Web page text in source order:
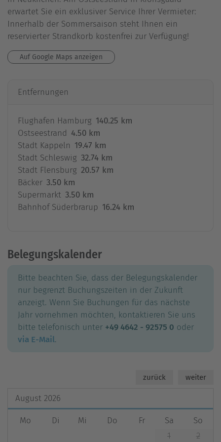
erwartet Sie ein exklusiver Service Ihrer Vermieter:
Innerhalb der Sommersaison steht Ihnen ein
reservierter Strandkorb kostenfrei zur Verfügung!
Auf Google Maps anzeigen
Entfernungen
Flughafen Hamburg 140.25 km
Ostseestrand 4.50 km
Stadt Kappeln 19.47 km
Stadt Schleswig 32.74 km
Stadt Flensburg 20.57 km
Bäcker 3.50 km
Supermarkt 3.50 km
Bahnhof Süderbrarup 16.24 km
Belegungskalender
Bitte beachten Sie, dass der Belegungskalender
nur begrenzt Buchungszeiten in der Zukunft
anzeigt. Wenn Sie Buchungen für das nächste
Jahr vornehmen möchten, kontaktieren Sie uns
bitte telefonisch unter +49 4642 - 92575 0 oder
via E-Mail.
weiter
zurück
August 2026
Mo Di Mi Do Fr Sa
So
1
2